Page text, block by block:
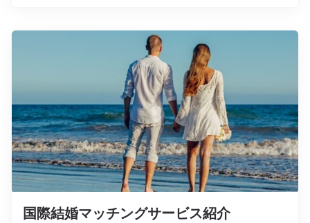
国際結婚マッチングサービス紹介